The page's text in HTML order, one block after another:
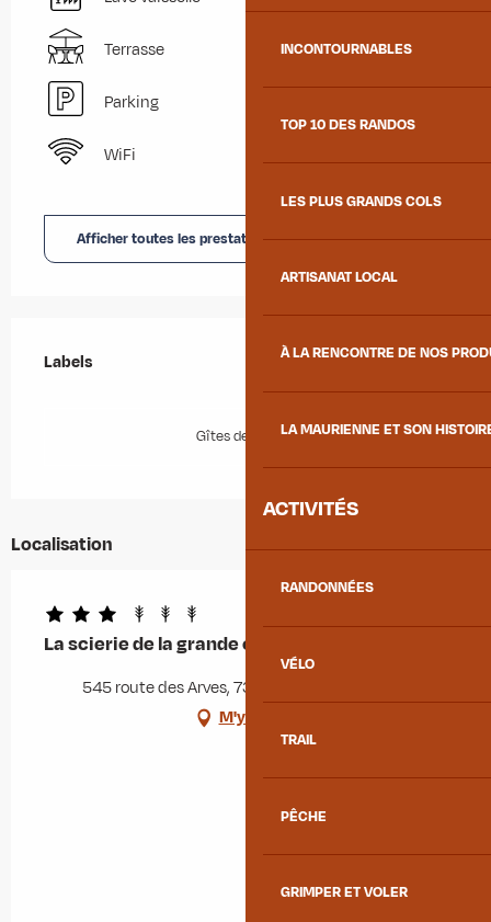
INCONTOURNABLES
TOP 10 DES RANDOS
LES PLUS GRANDS COLS
ARTISANAT LOCAL
À LA RENCONTRE DE NOS
LA MAURIENNE ET SON
ACTIVITÉS
RANDONNÉES
VÉLO
TRAIL
PÊCHE
GRIMPER ET VOLER
Terrasse
Parking
WiFi
Afficher toutes les prestations
Labels
Labels
Gîtes de France
Localisation
La scierie de la grande ourse - Le grand aigle
545 route des Arves, 73300 Albiez-Montrond
M'y rendre